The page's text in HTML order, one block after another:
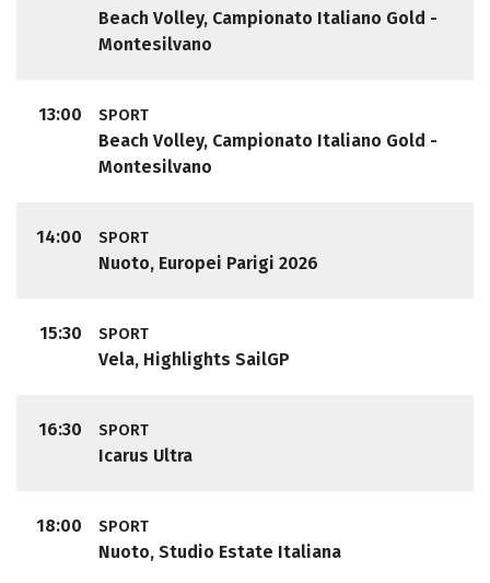
Beach Volley, Campionato Italiano Gold -
Montesilvano
13:00 SPORT
Beach Volley, Campionato Italiano Gold -
Montesilvano
14:00 SPORT
Nuoto, Europei Parigi 2026
15:30 SPORT
Vela, Highlights SailGP
16:30 SPORT
Icarus Ultra
18:00 SPORT
Nuoto, Studio Estate Italiana